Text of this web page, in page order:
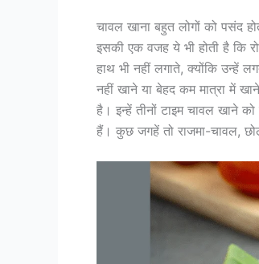
चावल खाना बहुत लोगों को पसंद
इसकी एक वजह ये भी होती है कि
हाथ भी नहीं लगाते, क्योंकि उन्हें
नहीं खाने या बेहद कम मात्रा में
है। इन्हें तीनों टाइम चावल खाने
हैं। कुछ जगहें तो राजमा-चावल,